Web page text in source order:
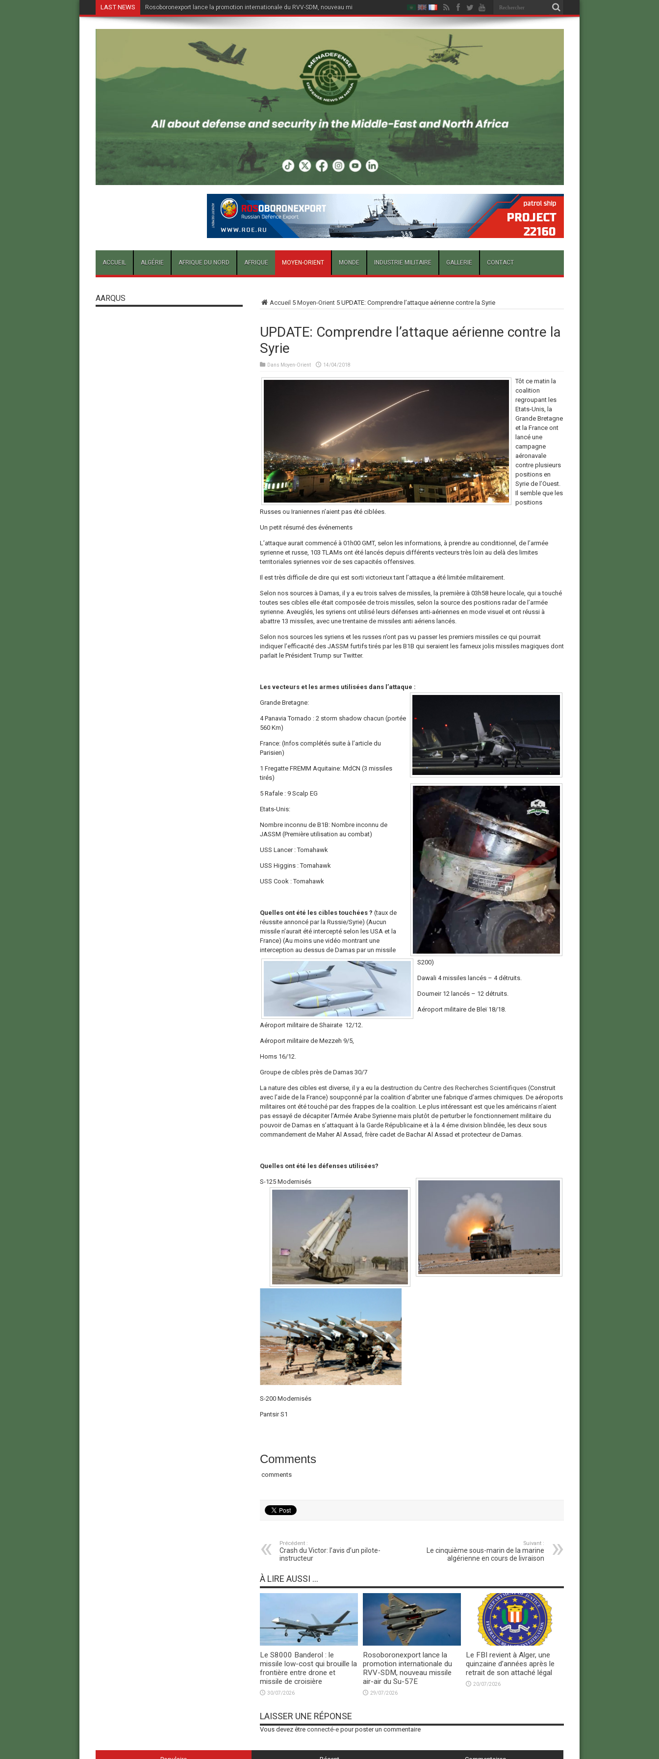
LAST NEWS Rosoboronexport lance la promotion internationale du RVV-SDM, nouveau missile air-air du Su-57E
ACCUEIL ALGÉRIE AFRIQUE DU NORD AFRIQUE MOYEN-ORIENT MONDE INDUSTRIE MILITAIRE GALLERIE CONTACT
Accueil 5 Moyen-Orient5 UPDATE: Comprendre l’attaque aérienne contre la Syrie
UPDATE: Comprendre l’attaque aérienne contre la
Syrie
Dans Moyen-Orient 14/04/2018
Tôt ce matin la
coalition
regroupant les
Etats-Unis, la
Grande Bretagne
et la France ont
lancé une
campagne
aéronavale
contre plusieurs
positions en
Syrie de l’Ouest.
Il semble que les
positions
Russes ou Iraniennes n’aient pas été ciblées.
Un petit résumé des événements
L’attaque aurait commencé à 01h00 GMT, selon les informations, à prendre au conditionnel, de l’armée
syrienne et russe, 103 TLAMs ont été lancés depuis différents vecteurs très loin au delà des limites
territoriales syriennes voir de ses capacités offensives.
Il est très difficile de dire qui est sorti victorieux tant l’attaque a été limitée militairement.
Selon nos sources à Damas, il y a eu trois salves de missiles, la première à 03h58 heure locale, qui a touché
toutes ses cibles elle était composée de trois missiles, selon la source des positions radar de l’armée
syrienne. Aveuglés, les syriens ont utilisé leurs défenses anti-aériennes en mode visuel et ont réussi à
abattre 13 missiles, avec une trentaine de missiles anti aériens lancés.
Selon nos sources les syriens et les russes n’ont pas vu passer les premiers missiles ce qui pourrait
indiquer l’efficacité des JASSM furtifs tirés par les B1B qui seraient les fameux jolis missiles magiques dont
parlait le Président Trump sur Twitter.
Les vecteurs et les armes utilisées dans l’attaque :
Grande Bretagne:
4 Panavia Tornado : 2 storm shadow chacun (portée
560 Km)
France: (Infos complétés suite à l’article du
Parisien)
1 Fregatte FREMM Aquitaine: MdCN (3 missiles
tirés)
5 Rafale : 9 Scalp EG
Etats-Unis:
Nombre inconnu de B1B: Nombre inconnu de
JASSM (Première utilisation au combat)
USS Lancer : Tomahawk
USS Higgins : Tomahawk
USS Cook : Tomahawk
Quelles ont été les cibles touchées ? (taux de
réussite annoncé par la Russie/Syrie) (Aucun
missile n’aurait été intercepté selon les USA et la
France) (Au moins une vidéo montrant une
interception au dessus de Damas par un missile
S200)
Dawali 4 missiles lancés – 4 détruits.
Doumeir 12 lancés – 12 détruits.
Aéroport militaire de Bleï 18/18.
Aéroport militaire de Shairate 12/12.
Aéroport militaire de Mezzeh 9/5,
Homs 16/12.
Groupe de cibles près de Damas 30/7
La nature des cibles est diverse, il y a eu la destruction du Centre des Recherches Scientifiques(Construit
avec l’aide de la France) soupçonné par la coalition d’abriter une fabrique d’armes chimiques. De aéroports
militaires ont été touché par des frappes de la coalition. Le plus intéressant est que les américains n’aient
pas essayé de décapiter l’Armée Arabe Syrienne mais plutôt de perturber le fonctionnement militaire du
pouvoir de Damas en s’attaquant à la Garde Républicaine et à la 4 éme division blindée, les deux sous
commandement de Maher Al Assad, frère cadet de Bachar Al Assad et protecteur de Damas.
Quelles ont été les défenses utilisées?
S-125 Modernisés
S-200 Modernisés
Pantsir S1
Comments
comments
Précédent :
Crash du Victor: l’avis d’un pilote-
instructeur
Suivant :
Le cinquième sous-marin de la marine
algérienne en cours de livraison
À LIRE AUSSI ...
Le S8000 Banderol : le
missile low-cost qui brouille la
frontière entre drone et
missile de croisière
30/07/2026
Rosoboronexport lance la
promotion internationale du
RVV-SDM, nouveau missile
air-air du Su-57E
29/07/2026
Le FBI revient à Alger, une
quinzaine d’années après le
retrait de son attaché légal
20/07/2026
LAISSER UNE RÉPONSE
Vous devez être connecté-epour poster un commentaire
AARQUS